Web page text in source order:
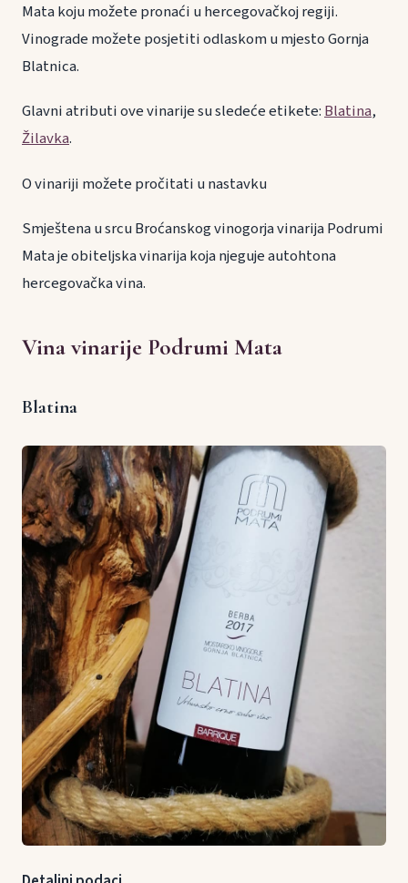
Mata koju možete pronaći u hercegovačkoj regiji.
Vinograde možete posjetiti odlaskom u mjesto Gornja
Blatnica.
Glavni atributi ove vinarije su sledeće etikete:Blatina,
Žilavka.
O vinariji možete pročitati u nastavku
Smještena u srcu Broćanskog vinogorja vinarija Podrumi
Mata je obiteljska vinarija koja njeguje autohtona
hercegovačka vina.
Vina vinarije Podrumi Mata
Blatina